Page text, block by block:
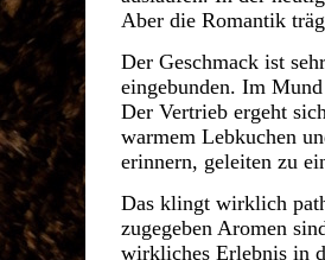
Aber die Romantik
Der Geschmack ist
eingebunden. Im
Der Vertrieb ergeht
warmem Lebkuchen
erinnern, geleiten zu
Das klingt wirklich
zugegeben Aromen
wirkliches Erlebnis in